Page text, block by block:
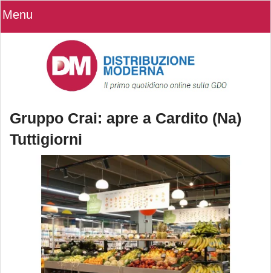
Menu
Gruppo Crai: apre a Cardito (Na)
Tuttigiorni